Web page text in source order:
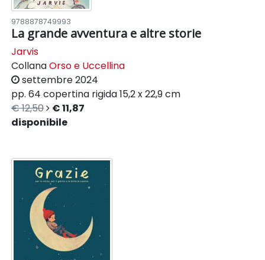
9788878749993
La grande avventura e altre storie
Jarvis
CollanaOrso e Uccellina
settembre 2024
pp. 64 copertina rigida15,2 x 22,9 cm
€ 12,50
€ 11,87
disponibile